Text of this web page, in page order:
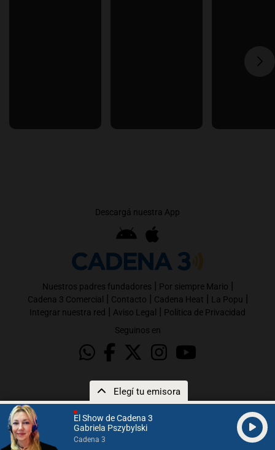
El Show de Cadena 3
Gabriela Pszybylski
Cadena 3
Elegí tu emisora
Descargá nuestra App
Nuestros padres fundadores | Por siempre Mario |
Cadena 3 Comercial | Contacto | Cadena Heat | La Popu |
Integrar nuestra red | Aviso Legal | Política de Privacidad
Seguinos en